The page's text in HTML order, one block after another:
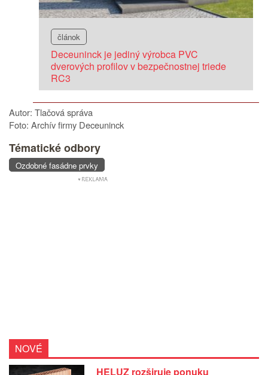
článok
Deceuninck je jediný výrobca PVC
dverových profilov v bezpečnostnej triede
RC3
Autor: Tlačová správa
Foto: Archív firmy Deceuninck
Tématické odbory
Ozdobné fasádne prvky
NOVÉ
HELUZ rozširuje ponuku